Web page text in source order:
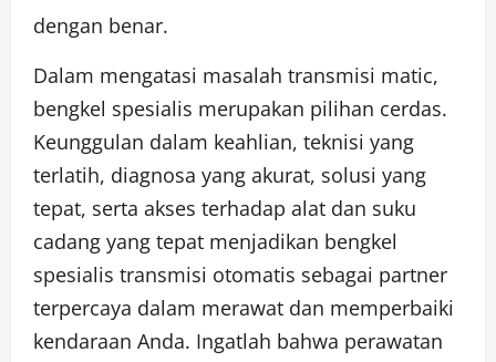
dengan benar.
Dalam mengatasi masalah transmisi matic,
bengkel spesialis merupakan pilihan cerdas.
Keunggulan dalam keahlian, teknisi yang
terlatih, diagnosa yang akurat, solusi yang
tepat, serta akses terhadap alat dan suku
cadang yang tepat menjadikan bengkel
spesialis transmisi otomatis sebagai partner
terpercaya dalam merawat dan memperbaiki
kendaraan Anda. Ingatlah bahwa perawatan